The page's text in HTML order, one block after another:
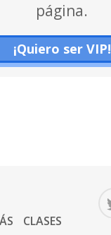
página.
¡Quiero ser VIP!
CLASES